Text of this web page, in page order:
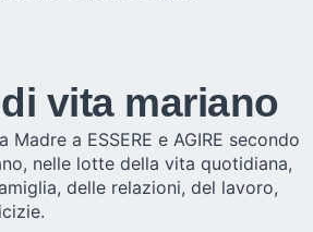
vita mariano
Madre a ESSERE e AGIRE secondo
nelle lotte della vita quotidiana,
delle relazioni, del lavoro,